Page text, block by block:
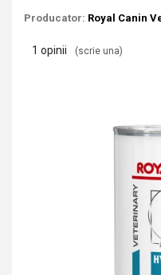
Producator: Royal Canin
1 opinii (scrie una)